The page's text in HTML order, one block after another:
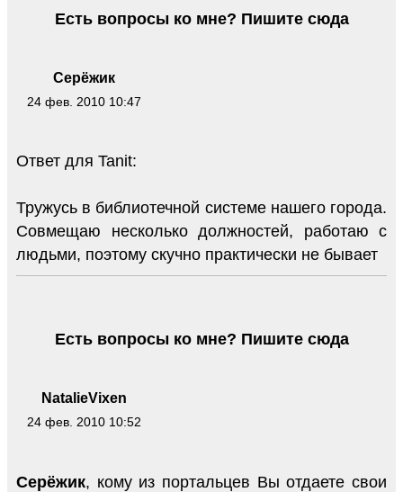
Серёжик
24 фев. 2010 10:47
Есть вопросы ко мне? Пишите сюда
Ответ для Tanit:
Тружусь в библиотечной системе нашего города.
Совмещаю несколько должностей, работаю с
людьми, поэтому скучно практически не бывает
NatalieVixen
24 фев. 2010 10:52
Есть вопросы ко мне? Пишите сюда
Серёжик, кому из портальцев Вы отдаете свои